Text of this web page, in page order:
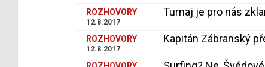
ROZHOVORY
12.8.2017
Turnaj je pro nás
ROZHOVORY
12.8.2017
Kapitán Zábranský